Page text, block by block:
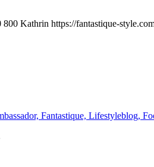
800 Kathrin https://fantastique-